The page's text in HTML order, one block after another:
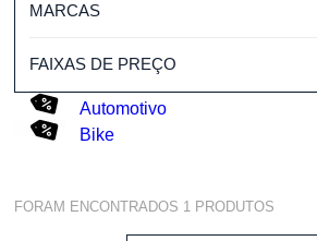
MARCAS
FAIXAS DE PREÇO
Automotivo
Bike
FORAM ENCONTRADOS 1 PRODUTOS